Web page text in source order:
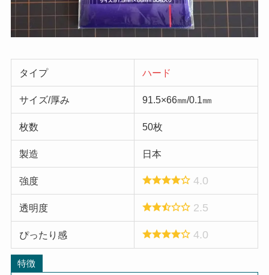
タイプ ハード
サイズ/厚み 91.5×66㎜/0.1㎜
枚数 50枚
製造 日本
強度 4.0
透明度 2.5
ぴったり感 4.0
特徴